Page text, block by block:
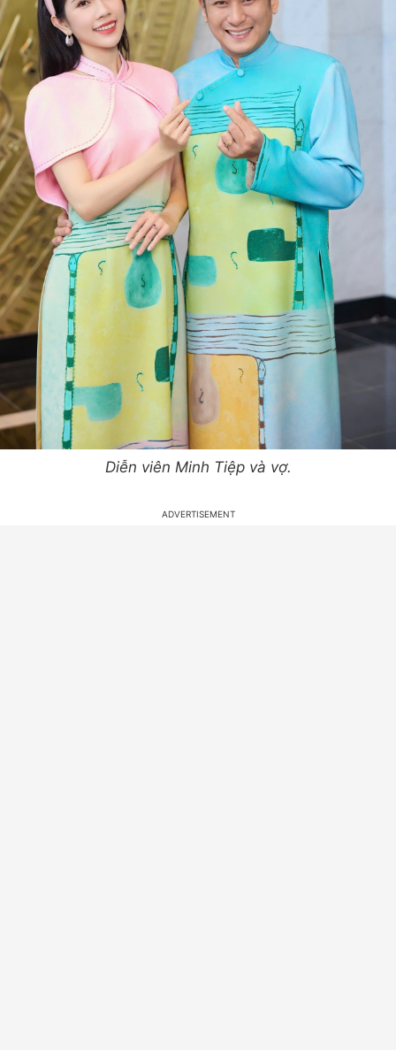
Diễn viên Minh Tiệp và vợ.